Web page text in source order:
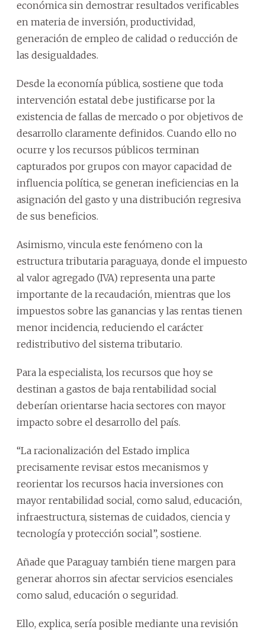
económica sin demostrar resultados verificables
en materia de inversión, productividad,
generación de empleo de calidad o reducción de
las desigualdades.
Desde la economía pública, sostiene que toda
intervención estatal debe justificarse por la
existencia de fallas de mercado o por objetivos de
desarrollo claramente definidos. Cuando ello no
ocurre y los recursos públicos terminan
capturados por grupos con mayor capacidad de
influencia política, se generan ineficiencias en la
asignación del gasto y una distribución regresiva
de sus beneficios.
Asimismo, vincula este fenómeno con la
estructura tributaria paraguaya, donde el impuesto
al valor agregado (IVA) representa una parte
importante de la recaudación, mientras que los
impuestos sobre las ganancias y las rentas tienen
menor incidencia, reduciendo el carácter
redistributivo del sistema tributario.
Para la especialista, los recursos que hoy se
destinan a gastos de baja rentabilidad social
deberían orientarse hacia sectores con mayor
impacto sobre el desarrollo del país.
“La racionalización del Estado implica
precisamente revisar estos mecanismos y
reorientar los recursos hacia inversiones con
mayor rentabilidad social, como salud, educación,
infraestructura, sistemas de cuidados, ciencia y
tecnología y protección social”, sostiene.
Añade que Paraguay también tiene margen para
generar ahorros sin afectar servicios esenciales
como salud, educación o seguridad.
Ello, explica, sería posible mediante una revisión